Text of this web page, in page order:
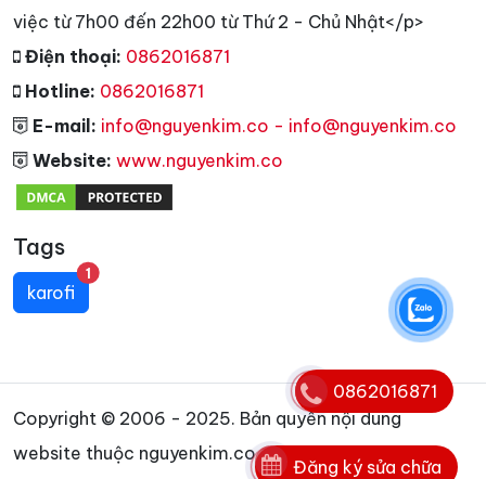
việc từ 7h00 đến 22h00 từ Thứ 2 - Chủ Nhật</p>
Điện thoại: 0862016871
Hotline: 0862016871
E-mail: info@nguyenkim.co - info@nguyenkim.co
Website: www.nguyenkim.co
Tags
karofi
1unread messages
Copyright © 2006 - 2025. Bản quyền nội dung
website thuộc nguyenkim.co
Đăng ký sửa chữa
0862016871